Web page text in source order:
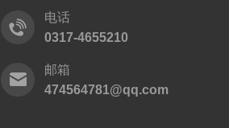
电话
0317-4655210
邮箱
474564781@qq.com